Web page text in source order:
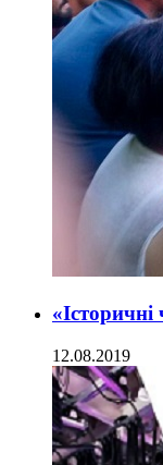
12.08.2019